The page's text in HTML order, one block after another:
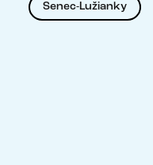
Senec-Lužianky